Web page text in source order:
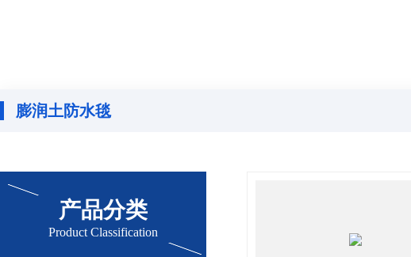
膨润土防水毯
产品分类
Product Classification